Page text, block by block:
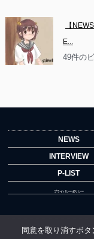
【
E...
49件の
NEWS
INTERVIEW
P-LIST
プライバシーポリシー
同意を取り消すボ